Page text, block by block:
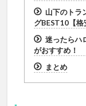
山下のト
グBEST10【格
迷ったらハ
がおすすめ！
まとめ